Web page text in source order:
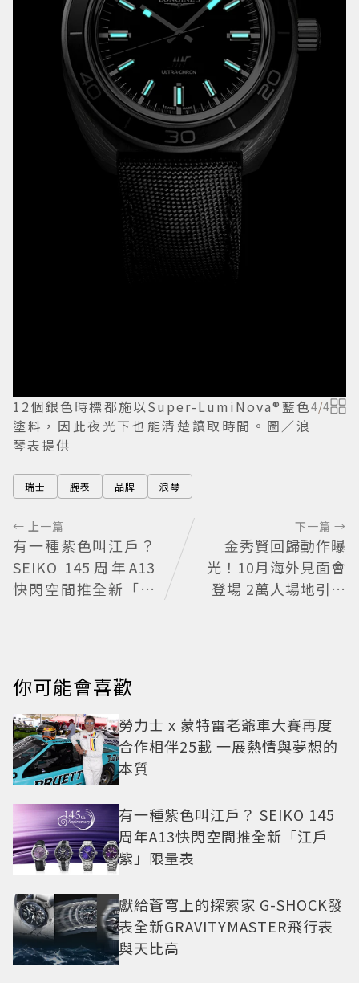
12個銀色時標都施以Super-LumiNova®藍色
塗料，因此夜光下也能清楚讀取時間。圖／浪
琴表提供
4/4
瑞士 腕表 品牌 浪琴
← 上一篇
有一種紫色叫江戶？
SEIKO 145周年A13
快閃空間推全新「江
下一篇 →
金秀賢回歸動作曝
光！10月海外見面會
登場 2萬人場地引關
你可能會喜歡
勞力士 x 蒙特雷老爺車大賽再度
合作相伴25載 一展熱情與夢想的
本質
有一種紫色叫江戶？ SEIKO 145
周年A13快閃空間推全新「江戶
紫」限量表
獻給蒼穹上的探索家 G-SHOCK發
表全新GRAVITYMASTER飛行表
與天比高